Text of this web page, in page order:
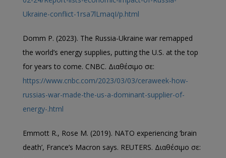
Ukraine-conflict-1rsa7lLmaqI/p.html
Domm P. (2023). The Russia-Ukraine war remapped
the world’s energy supplies, putting the U.S. at the top
for years to come. CNBC. Διαθέσιμο σε:
https://www.cnbc.com/2023/03/03/ceraweek-how-
russias-war-made-the-us-a-dominant-supplier-of-
energy-.html
Emmott R., Rose M. (2019). NATO experiencing ‘brain
death’, France’s Macron says. REUTERS. Διαθέσιμο σε: